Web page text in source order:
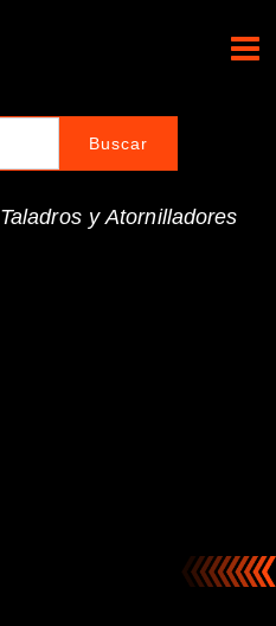
Taladros y Atornilladores